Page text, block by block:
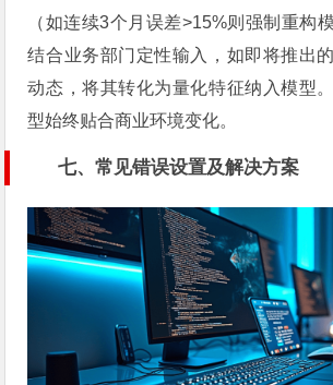
（如连续3个月误差>15%则强制重构
结合业务部门定性输入，如即将推出
动态，将其转化为量化特征纳入模型
型始终贴合商业环境变化。
七、常见错误设置及解决方案